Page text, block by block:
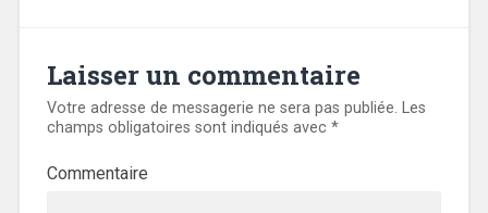
Laisser un commentaire
Votre adresse de messagerie ne sera pas publiée. Les
champs obligatoires sont indiqués avec *
Commentaire